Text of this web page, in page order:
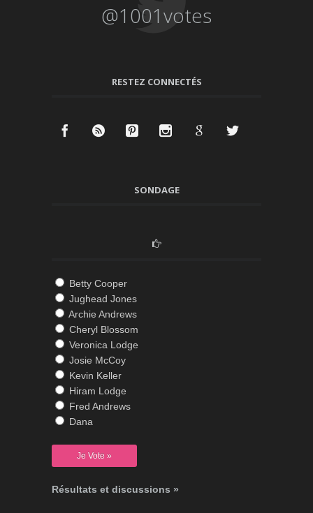
@1001votes
RESTEZ CONNECTÉS
SONDAGE
Betty Cooper
Jughead Jones
Archie Andrews
Cheryl Blossom
Veronica Lodge
Josie McCoy
Kevin Keller
Hiram Lodge
Fred Andrews
Dana
Résultats et discussions »